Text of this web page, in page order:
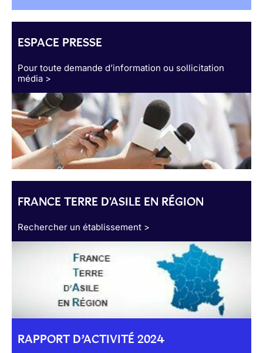
ESPACE PRESSE
Pour toute demande d’information ou sollicitation
média >
FRANCE TERRE D'ASILE EN RÉGION
Rechercher un établissement >
RAPPORT D’ACTIVITÉ 2024